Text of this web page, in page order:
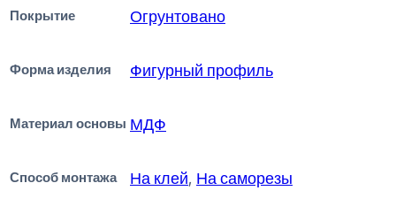
Покрытие Огрунтовано
Форма изделия Фигурный профиль
Материал основы МДФ
Способ монтажа На клей, На саморезы